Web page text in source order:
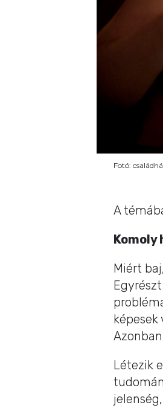
Fotó:
A
Komoly
Miért
képesek
Létezik